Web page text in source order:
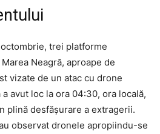
trei platforme
Neagră, aproape de
vizate de un atac cu drone
avut loc la ora 04:30, ora locală,
plină desfășurare a extragerii.
observat dronele apropiindu-se